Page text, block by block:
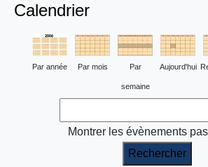
Calendrier
Par année Par mois Par
semaine
Aujourd'hui
Montrer les évènements